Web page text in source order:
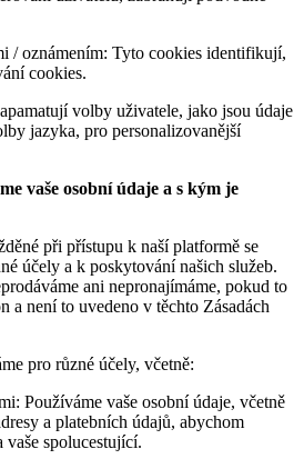
/ oznámením: Tyto cookies identifikují,
cookies.
volby uživatele, jako jsou údaje
jazyka, pro personalizovanější
vaše osobní údaje a s kým je
při přístupu k naší platformě se
účely a k poskytování našich služeb.
ani nepronajímáme, pokud to
a není to uvedeno v těchto Zásadách
pro různé účely, včetně:
Používáme vaše osobní údaje, včetně
a platebních údajů, abychom
vaše spolucestující.